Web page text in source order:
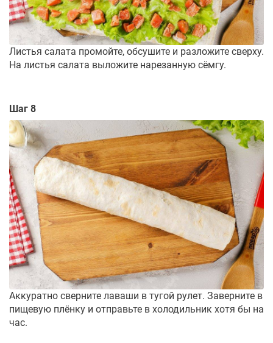
Листья салата промойте, обсушите и разложите сверху.
На листья салата выложите нарезанную сёмгу.
Шаг 8
Аккуратно сверните лаваши в тугой рулет. Заверните в
пищевую плёнку и отправьте в холодильник хотя бы на
час.